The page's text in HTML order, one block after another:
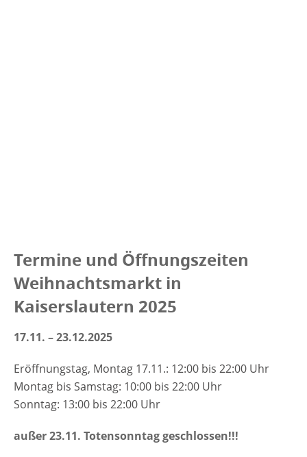
Termine und Öffnungszeiten
Weihnachtsmarkt in
Kaiserslautern 2025
17.11. – 23.12.2025
Eröffnungstag, Montag 17.11.: 12:00 bis 22:00 Uhr
Montag bis Samstag: 10:00 bis 22:00 Uhr
Sonntag: 13:00 bis 22:00 Uhr
außer 23.11. Totensonntag geschlossen!!!